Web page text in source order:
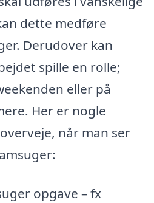
dette medføre
Derudover kan
spille en rolle;
eller på
Her er nogle
når man ser
opgave – fx